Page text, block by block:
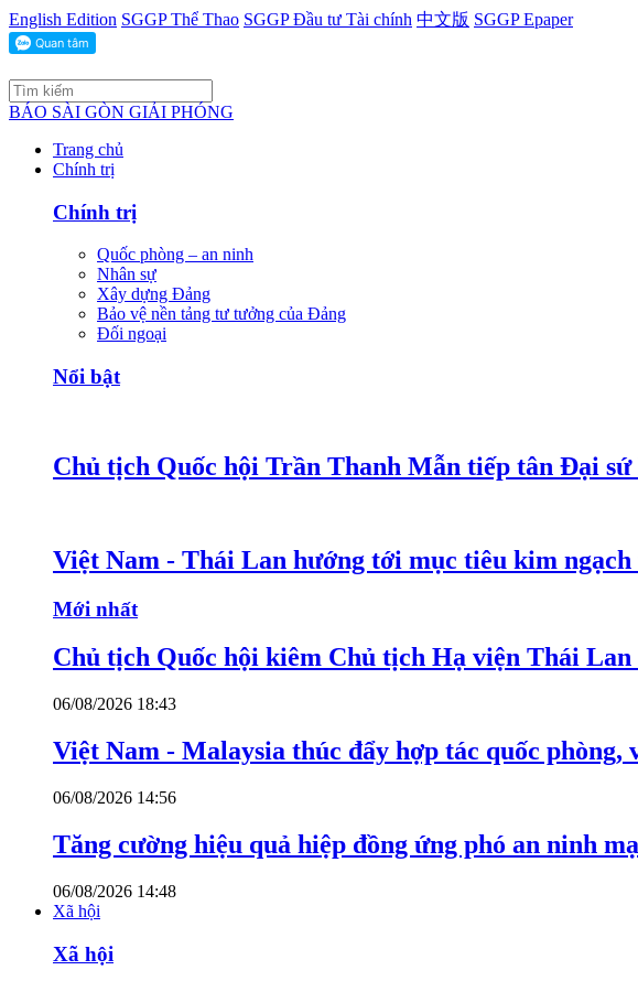
English Edition SGGP Thể Thao SGGP Đầu tư Tài chính 中文版 SGGP Epaper
BÁO SÀI GÒN GIẢI PHÓNG
Trang chủ
Chính trị
Chính trị
Quốc phòng – an ninh
Nhân sự
Xây dựng Đảng
Bảo vệ nền tảng tư tưởng của Đảng
Đối ngoại
Nổi bật
Chủ tịch Quốc hội Trần Thanh Mẫn tiếp tân Đại
Việt Nam - Thái Lan hướng tới mục tiêu kim
Mới nhất
Chủ tịch Quốc hội kiêm Chủ tịch Hạ viện Thái
06/08/2026 18:43
Việt Nam - Malaysia thúc đẩy hợp tác quốc
06/08/2026 14:56
Tăng cường hiệu quả hiệp đồng ứng phó an ninh
06/08/2026 14:48
Xã hội
Xã hội